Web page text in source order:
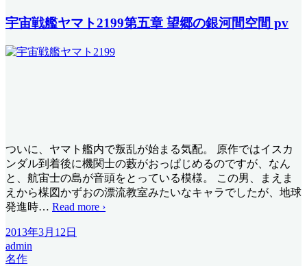
宇宙戦艦ヤマト2199第五章 望郷の銀河間空間 pv
ついに、ヤマト艦内で叛乱が始まる気配。 原作ではイスカ
ンダル到着後に機関士の藪がおっぱじめるのですが、なん
と、航宙士の島が音頭をとっている模様。 この男、まえま
えから楳図かずおの漂流教室みたいなキャラでしたが、地球
発進時… Read more ›
2013年3月12日
admin
名作